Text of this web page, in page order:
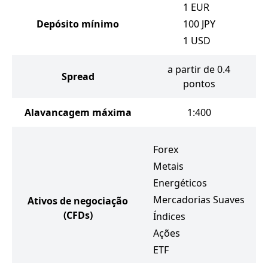
Depósito mínimo
1 EUR
100 JPY
1 USD
Spread
a partir de 0.4
pontos
Alavancagem máxima 1:400
Ativos de negociação
(CFDs)
Forex
Metais
Energéticos
Mercadorias Suaves
Índices
Ações
ETF